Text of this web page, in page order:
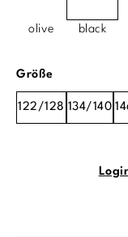
olive black
Größeauswählen
122/128 134/140